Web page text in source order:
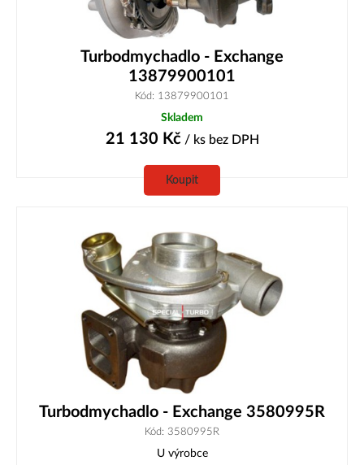
Turbodmychadlo - Exchange
13879900101
Kód: 13879900101
Skladem
21 130 Kč/ ks bez DPH
Koupit
Turbodmychadlo - Exchange 3580995R
Kód: 3580995R
U výrobce